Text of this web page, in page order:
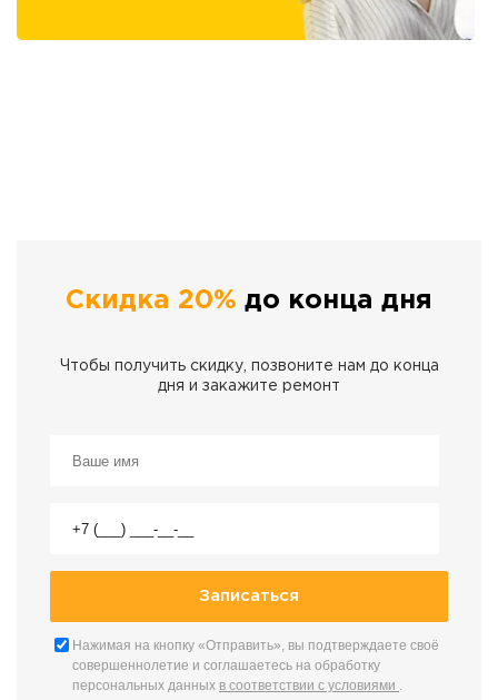
Скидка 20% до конца дня
Чтобы получить скидку, позвоните нам до конца
дня и закажите ремонт
Нажимая на кнопку «Отправить», вы подтверждаете своё
совершеннолетие и соглашаетесь на обработку
персональных данных в соответствии с условиями .